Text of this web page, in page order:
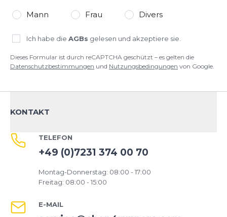
Mann Frau Divers
Ich habe die AGBs gelesen und akzeptiere sie.
Dieses Formular ist durch reCAPTCHA geschützt – es gelten die
Datenschutzbestimmungen und Nutzungsbedingungen von Google.
KONTAKT
TELEFON
+49 (0)7231 374 00 70
Montag-Donnerstag: 08:00 - 17:00
Freitag: 08:00 - 15:00
E-MAIL